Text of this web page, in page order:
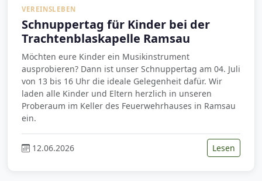
VEREINSLEBEN
Schnuppertag für Kinder bei der
Trachtenblaskapelle Ramsau
Möchten eure Kinder ein Musikinstrument
ausprobieren? Dann ist unser Schnuppertag am 04. Juli
von 13 bis 16 Uhr die ideale Gelegenheit dafür. Wir
laden alle Kinder und Eltern herzlich in unseren
Proberaum im Keller des Feuerwehrhauses in Ramsau
ein.
12.06.2026 Lesen